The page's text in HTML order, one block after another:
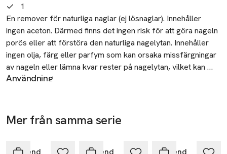
Beskrivning
1
En remover för naturliga naglar (ej lösnaglar). Innehåller
ingen aceton. Därmed finns det ingen risk för att göra nageln
porös eller att förstöra den naturliga nagelytan. Innehåller
ingen olja, färg eller parfym som kan orsaka missfärgningar
av nageln eller lämna kvar rester på nagelytan, vilket kan
försämra vidhäftningen av ditt nagellack.
Användning
OBS! Var noga med att du inte gnider bort lacket utan tar
bort lager för lager. Gnuggar man kan lätt missfärgning
Återvinning
Mer från samma serie